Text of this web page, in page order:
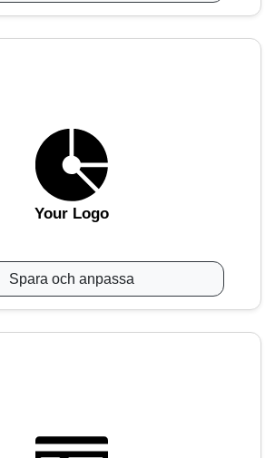
Your Logo
Spara och anpassa